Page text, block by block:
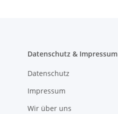
Datenschutz & Impressum
Datenschutz
Impressum
Wir über uns